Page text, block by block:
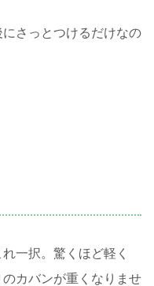
さっとつけるだけなの
一択。驚くほど軽く
カバンが重くなりませ